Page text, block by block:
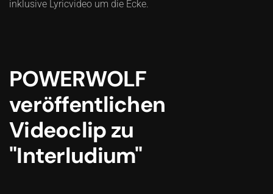
inklusive Lyricvideo um die Ecke.
POWERWOLF
veröffentlichen
Videoclip zu
"Interludium"